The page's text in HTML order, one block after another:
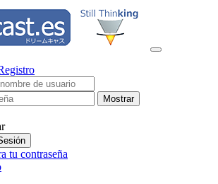
Mostrar
tu contraseña